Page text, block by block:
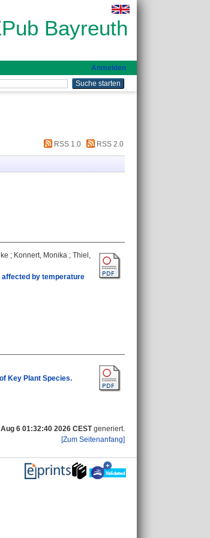
Bayreuth
Anmelden
RSS 1.0 RSS 2.0
; Konnert, Monika ; Thiel,
affected by temperature
Key Plant Species.
6 01:32:40 2026 CESTgeneriert.
[Zum Seitenanfang]